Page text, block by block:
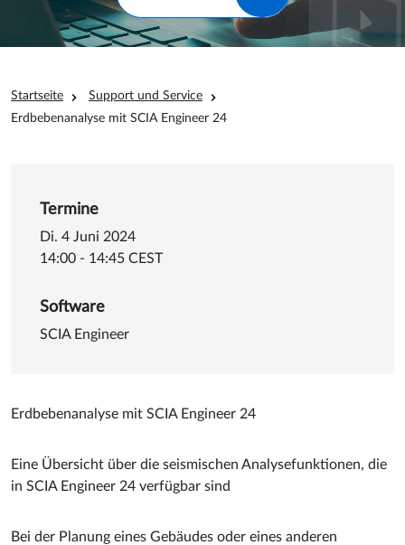
Pfadnavigation
Startseite
Support und Service
Erdbebenanalyse mit SCIA Engineer 24
Termine
Di. 4 Juni 2024
14:00 - 14:45 CEST
Software
SCIA Engineer
Erdbebenanalyse mit SCIA Engineer 24
Eine Übersicht über die seismischen Analysefunktionen, die
in SCIA Engineer 24 verfügbar sind
Bei der Planung eines Gebäudes oder eines anderen